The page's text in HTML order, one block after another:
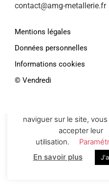
contact@amg-metallerie.fr
Mentions légales
Données personnelles
Informations cookies
©️ Vendredi
Afin de vous proposer des
naviguer sur le site,
accepter leur
utilisation.
En savoir plus